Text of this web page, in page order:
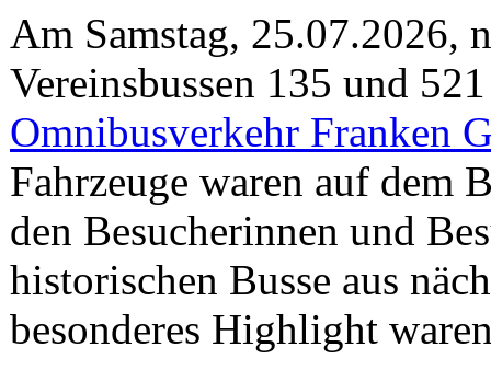
Am Samstag, 25.07.2026,
Vereinsbussen 135 und
Omnibusverkehr Franken
Fahrzeuge waren auf dem
den Besucherinnen und
historischen Busse aus
besonderes Highlight